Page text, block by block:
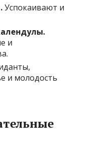
Успокаивают и
и
и молодость